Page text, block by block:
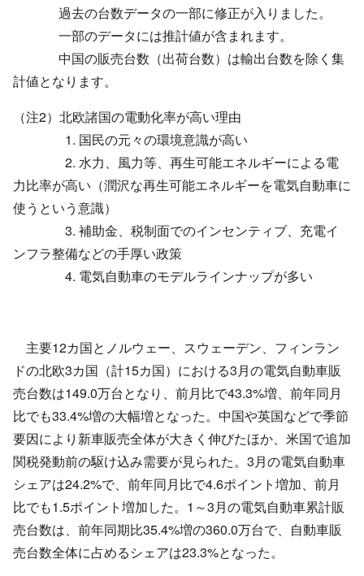
過去の台数データの一部に修正が入りました。
一部のデータには推計値が含まれます。
中国の販売台数（出荷台数）は輸出台数を除く集
計値となります。
（注2）北欧諸国の電動化率が高い理由
1. 国民の元々の環境意識が高い
2. 水力、風力等、再生可能エネルギーによる電
力比率が高い（潤沢な再生可能エネルギーを電気自動車に
使うという意識）
3. 補助金、税制面でのインセンティブ、充電イ
ンフラ整備などの手厚い政策
4. 電気自動車のモデルラインナップが多い
主要12カ国とノルウェー、スウェーデン、フィンラン
ドの北欧3カ国（計15カ国）における3月の電気自動車販
売台数は149.0万台となり、前月比で43.3%増、前年同月
比でも33.4%増の大幅増となった。中国や英国などで季節
要因により新車販売全体が大きく伸びたほか、米国で追加
関税発動前の駆け込み需要が見られた。3月の電気自動車
シェアは24.2%で、前年同月比で4.6ポイント増加、前月
比でも1.5ポイント増加した。1～3月の電気自動車累計販
売台数は、前年同期比35.4%増の360.0万台で、自動車販
売台数全体に占めるシェアは23.3%となった。